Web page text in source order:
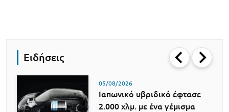
Ειδήσεις
05/08/2026
Ιαπωνικό υβριδικό έφτασε
2.000 χλμ. με ένα γέμισμα